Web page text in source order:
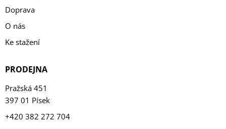
Doprava
O nás
Ke stažení
PRODEJNA
Pražská 451
397 01 Písek
+420 382 272 704